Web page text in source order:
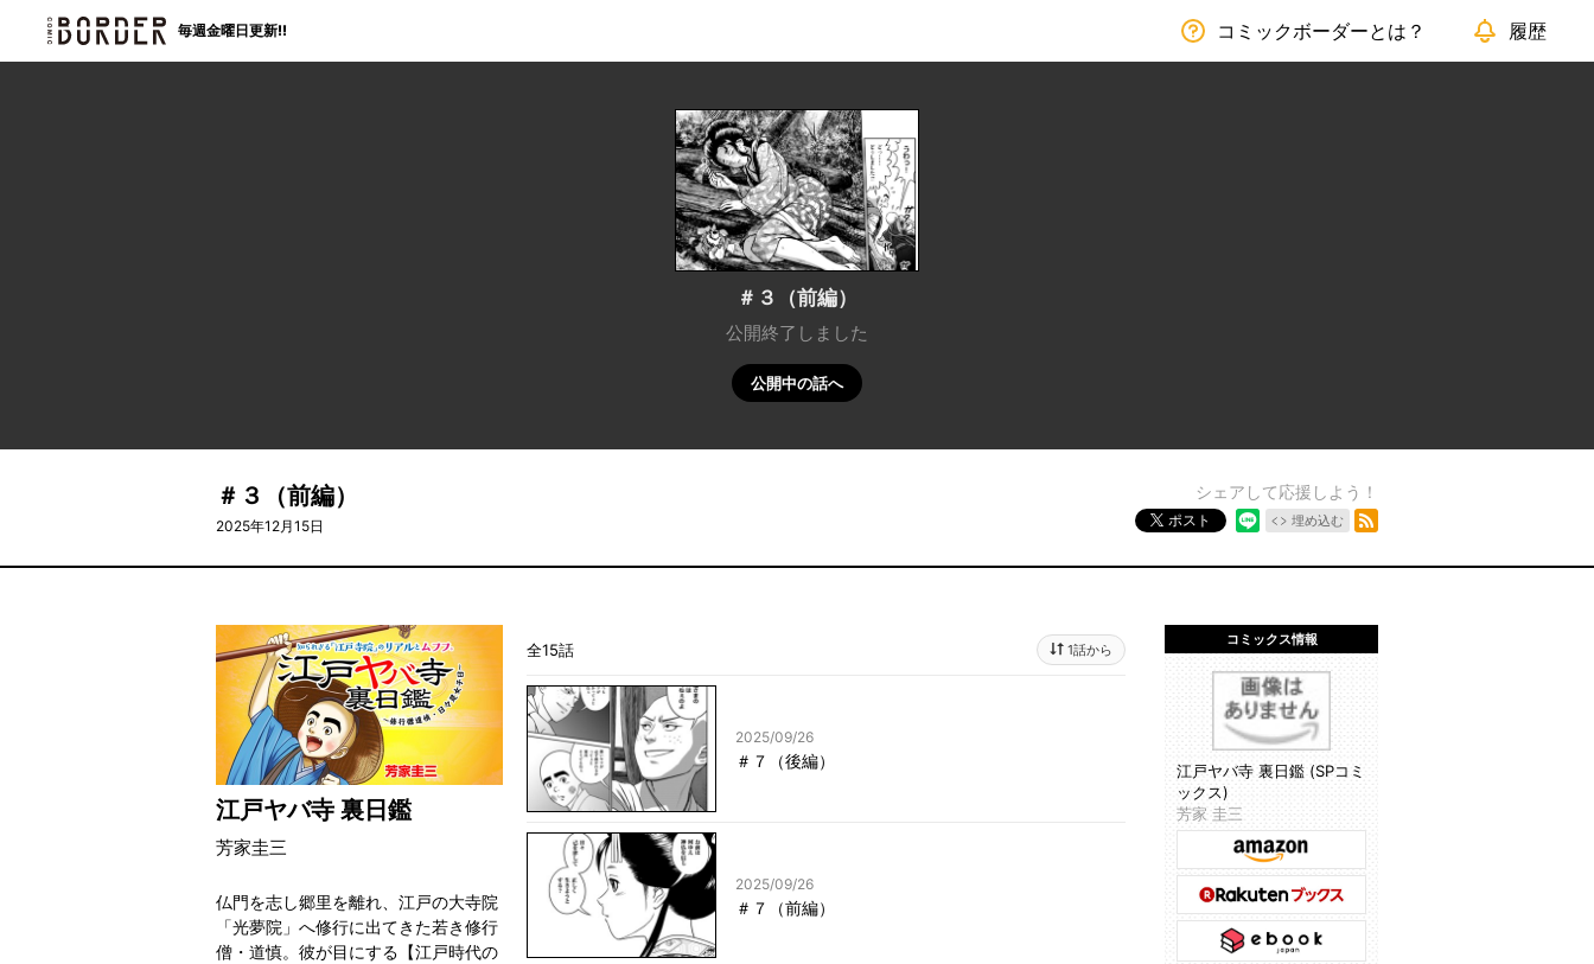
border 毎週金曜日更新!! コミックボーダーとは？ 履歴
＃３（前編）
公開終了しました
公開中の話へ
＃３（前編）
2025年12月15日
シェアして応援しよう！
ポスト 埋め込む
江戸ヤバ寺 裏日鑑
芳家圭三
仏門を志し郷里を離れ、江戸の大寺院
「光夢院」へ修行に出てきた若き修行
僧・道慎。彼が目にする【江戸時代の
全15話 1話から
2025/09/26
＃７（後編）
2025/09/26
＃７（前編）
コミックス情報
江戸ヤバ寺 裏日鑑 (SPコミ
ックス)
芳家 圭三